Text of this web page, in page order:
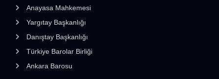
Anayasa Mahkemesi
Yargıtay Başkanlığı
Danıştay Başkanlığı
Türkiye Barolar Birliği
Ankara Barosu